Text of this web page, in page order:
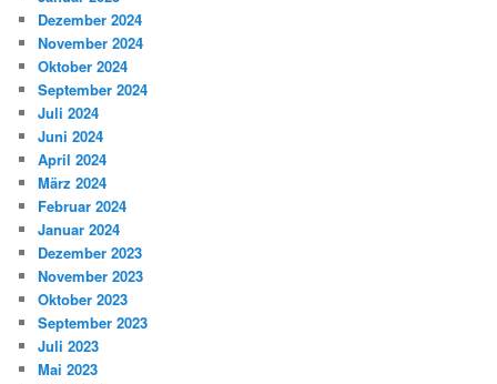
Dezember 2024
November 2024
Oktober 2024
September 2024
Juli 2024
Juni 2024
April 2024
März 2024
Februar 2024
Januar 2024
Dezember 2023
November 2023
Oktober 2023
September 2023
Juli 2023
Mai 2023